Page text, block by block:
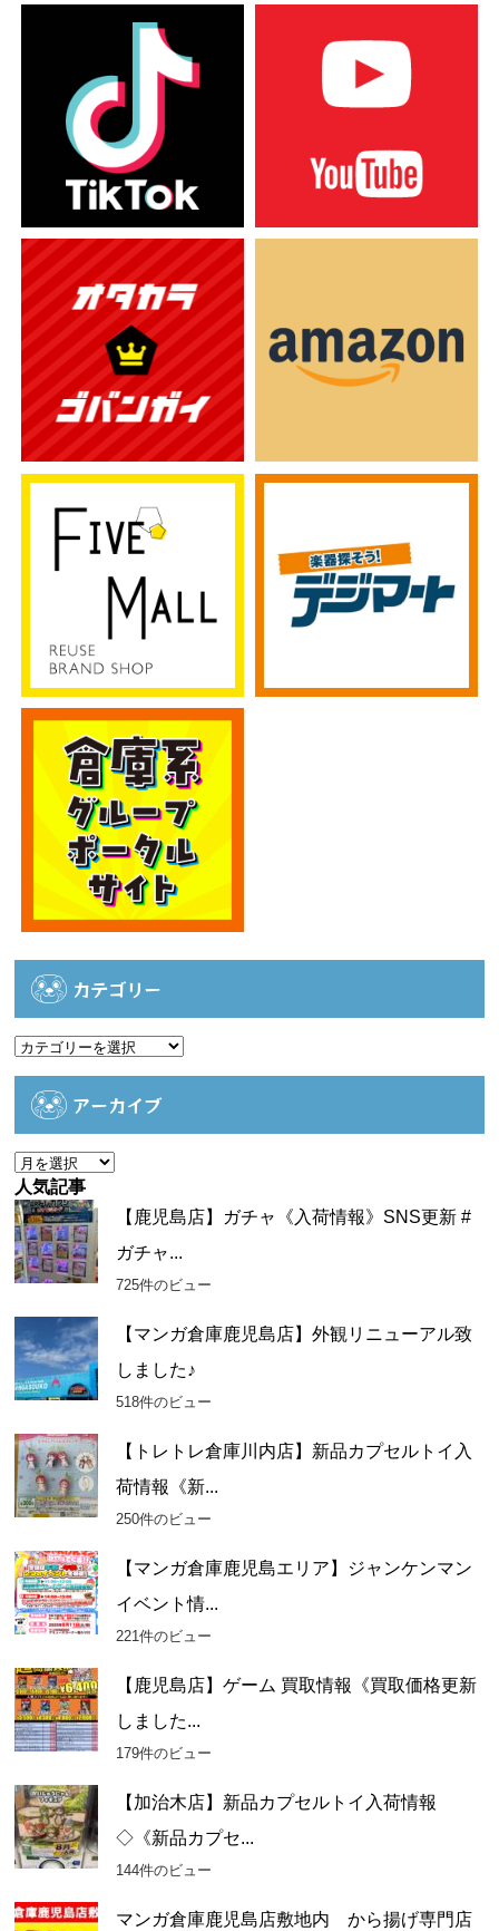
カテゴリー
カ
アーカイブ
ア
ー
カ
イ
ブ
人気記事
【鹿児島店】ガチャ《入荷情報》SNS更新 #
ガチャ...
725件のビュー
【マンガ倉庫鹿児島店】外観リニューアル致
しました♪
518件のビュー
【トレトレ倉庫川内店】新品カプセルトイ入
荷情報《新...
250件のビュー
【マンガ倉庫鹿児島エリア】ジャンケンマン
イベント情...
221件のビュー
【鹿児島店】ゲーム 買取情報《買取価格更新
しました...
179件のビュー
【加治木店】新品カプセルトイ入荷情報
◇《新品カプセ...
144件のビュー
マンガ倉庫鹿児島店敷地内 から揚げ専門店